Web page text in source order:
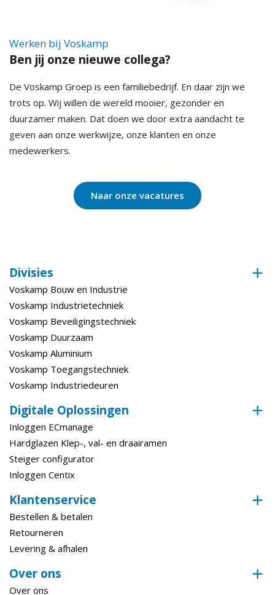
Werken bij Voskamp
Ben jij onze nieuwe collega?
De Voskamp Groep is een familiebedrijf. En daar zijn we
trots op. Wij willen de wereld mooier, gezonder en
duurzamer maken. Dat doen we door extra aandacht te
geven aan onze werkwijze, onze klanten en onze
medewerkers.
Naar onze vacatures
Divisies
Voskamp Bouw en Industrie
Voskamp Industrietechniek
Voskamp Beveiligingstechniek
Voskamp Duurzaam
Voskamp Aluminium
Voskamp Toegangstechniek
Voskamp Industriedeuren
Digitale Oplossingen
Inloggen ECmanage
Hardglazen Klep-, val- en draairamen
Steiger configurator
Inloggen Centix
Klantenservice
Bestellen & betalen
Retourneren
Levering & afhalen
Over ons
Over ons